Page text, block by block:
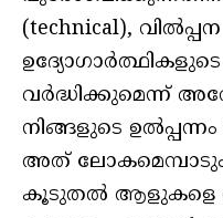
(technical),
വർദ്ധിക്കുമെന്ന്
നിങ്ങളുടെ
അത്
കൂടുതൽ ആളുകളെ